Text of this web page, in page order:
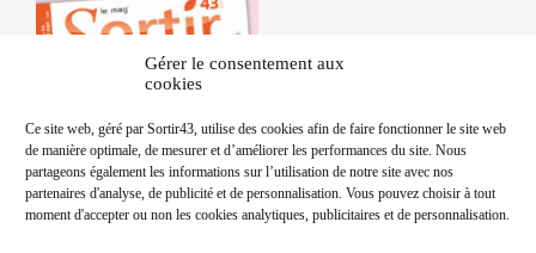
Gérer le consentement aux
cookies
Ce site web, géré par Sortir43, utilise des cookies afin de faire fonctionner le site web
de manière optimale, de mesurer et d’améliorer les performances du site. Nous
partageons également les informations sur l’utilisation de notre site avec nos
partenaires d'analyse, de publicité et de personnalisation. Vous pouvez choisir à tout
moment d'accepter ou non les cookies analytiques, publicitaires et de personnalisation.